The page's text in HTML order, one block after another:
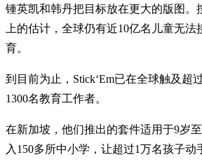
锺英凯和韩丹把目标放在更大的版图。
上的估计，全球仍有近10亿名儿童无
育。
到目前为止，Stick‘Em已在全球触及超
1300名教育工作者。
在新加坡，他们推出的套件适用于9岁
入150多所中小学，让超过1万名孩子动